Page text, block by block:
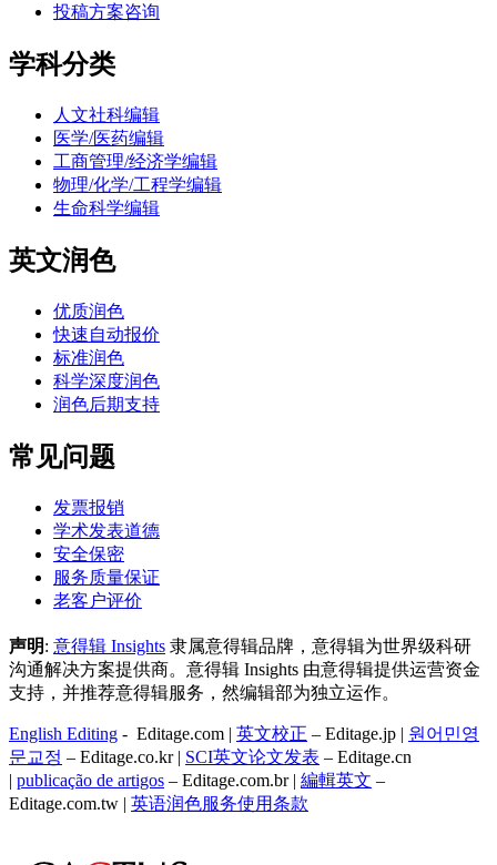
投稿方案咨询
学科分类
人文社科编辑
医学/医药编辑
工商管理/经济学编辑
物理/化学/工程学编辑
生命科学编辑
英文润色
优质润色
快速自动报价
标准润色
科学深度润色
润色后期支持
常见问题
发票报销
学术发表道德
安全保密
服务质量保证
老客户评价
声明: 意得辑 Insights 隶属意得辑品牌，意得辑为世界级科研
沟通解决方案提供商。意得辑 Insights 由意得辑提供运营资金
支持，并推荐意得辑服务，然编辑部为独立运作。
English Editing - Editage.com | 英文校正 – Editage.jp | 원어민영
문교정 – Editage.co.kr | SCI英文论文发表 – Editage.cn
| publicação de artigos – Editage.com.br | 編輯英文 –
Editage.com.tw | 英语润色服务使用条款